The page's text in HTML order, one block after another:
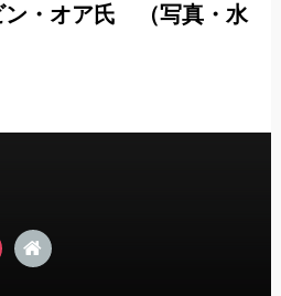
ン・オア氏 （写真・水
home